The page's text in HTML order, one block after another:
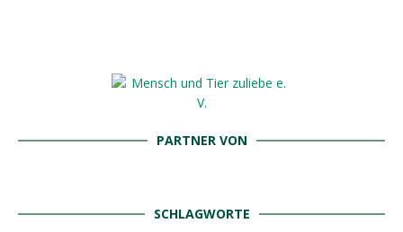
PARTNER VON
SCHLAGWORTE